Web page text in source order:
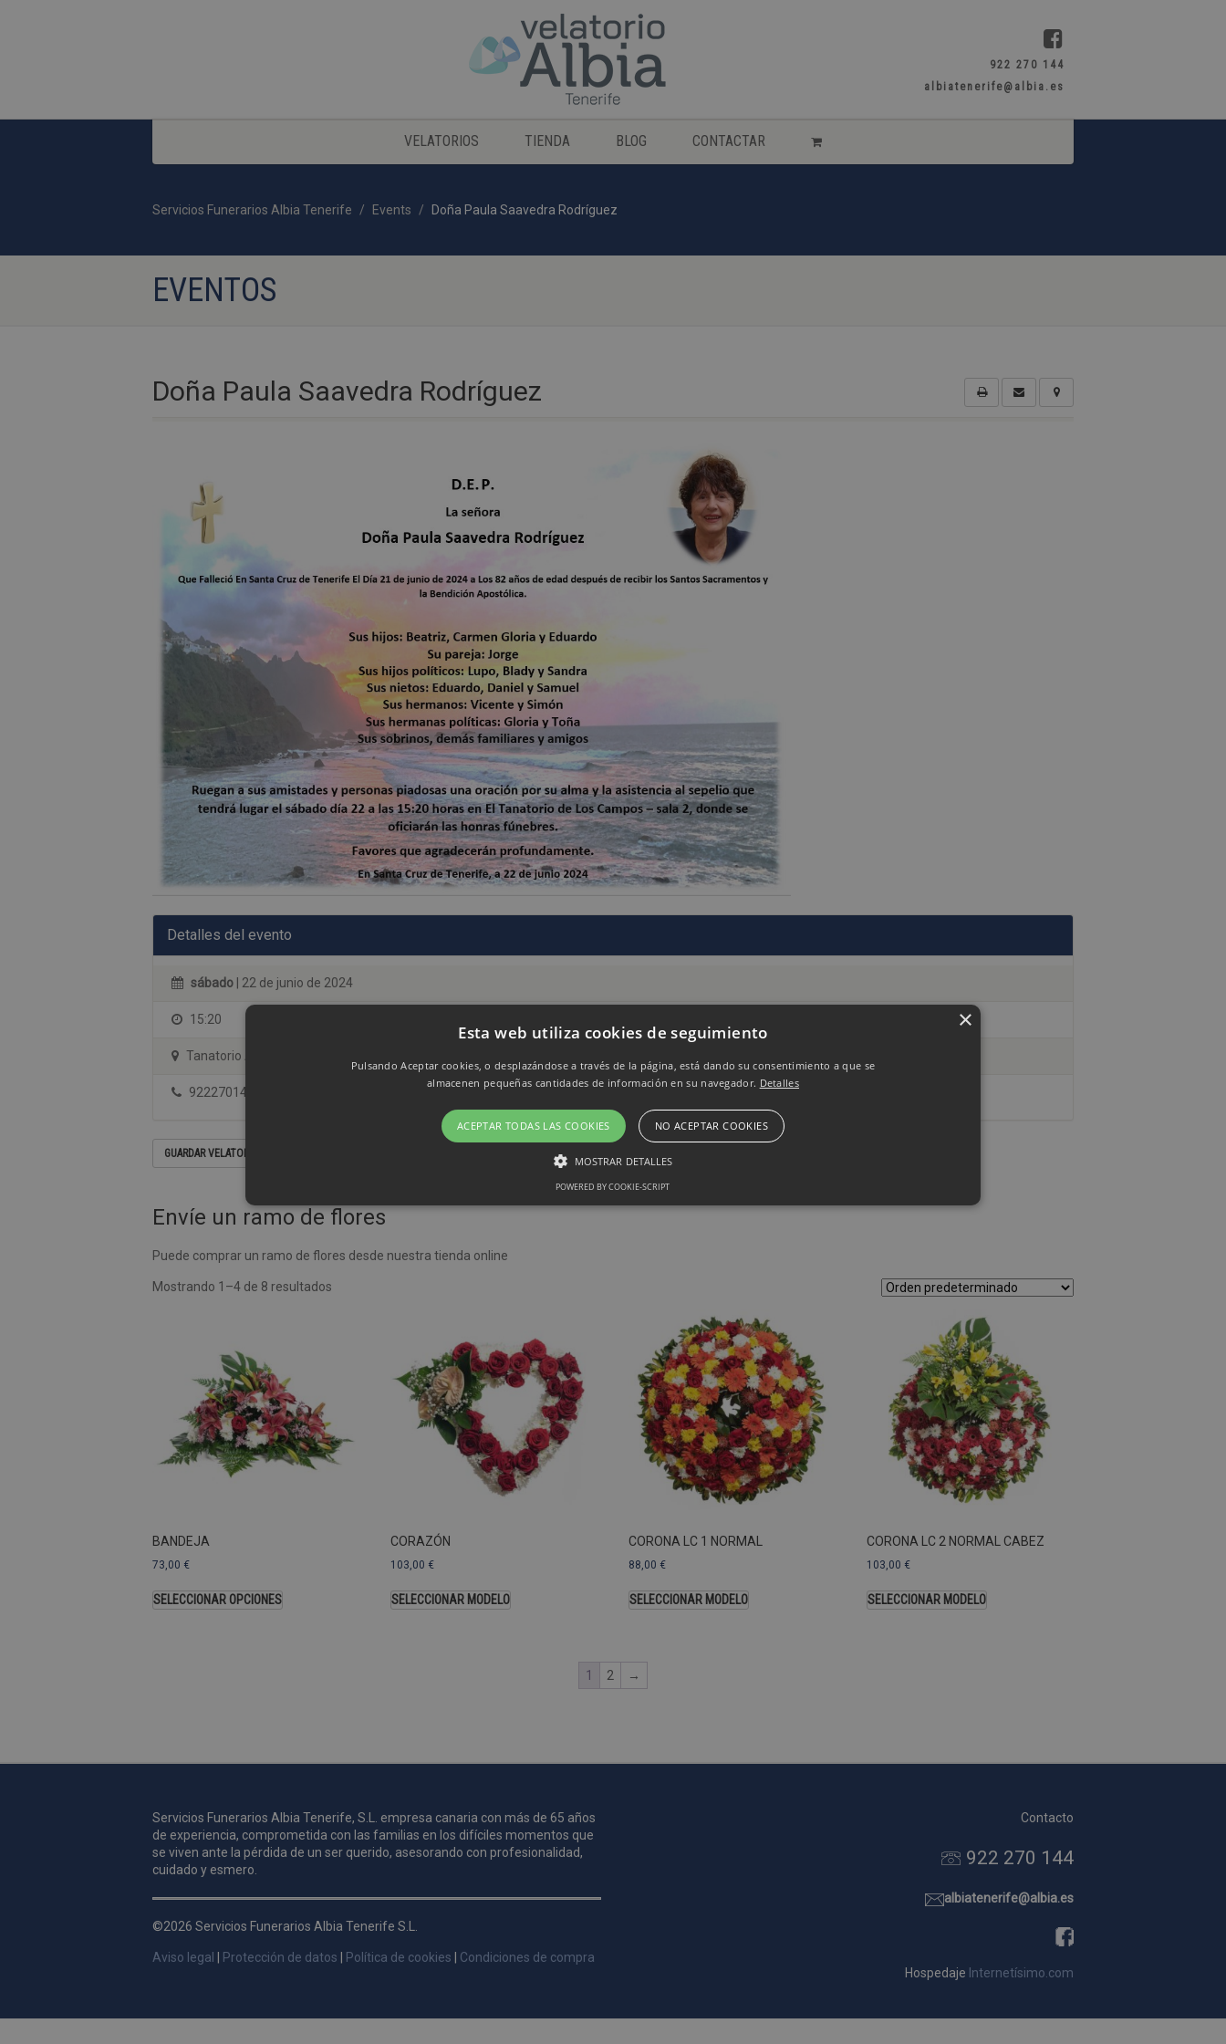
922 270 144
albiatenerife@albia.es
VELATORIOS TIENDA BLOG CONTACTAR
Servicios Funerarios Albia Tenerife Events Doña Paula Saavedra Rodríguez
EVENTOS
Doña Paula Saavedra Rodríguez
Detalles del evento
sábado | 22 de junio de 2024
15:20
Tanatorio Albia Los Campos - Sala 2
922270144
GUARDAR VELATORIO EN SU CALENDARIO
Envíe un ramo de flores
Puede comprar un ramo de flores desde nuestra tienda online
Mostrando 1–4 de 8 resultados
BANDEJA
73,00 €
SELECCIONAR OPCIONES
CORAZÓN
103,00 €
SELECCIONAR MODELO
CORONA LC 1 NORMAL
88,00 €
SELECCIONAR MODELO
CORONA LC 2 NORMAL CABEZ
103,00 €
SELECCIONAR MODELO
1 2 →
Servicios Funerarios Albia Tenerife, S.L. empresa canaria con más de 65 años
de experiencia, comprometida con las familias en los difíciles momentos que
se viven ante la pérdida de un ser querido, asesorando con profesionalidad,
cuidado y esmero.
©2026 Servicios Funerarios Albia Tenerife S.L.
Aviso legal | Protección de datos | Política de cookies | Condiciones de compra
Contacto
922 270 144
albiatenerife@albia.es
Hospedaje Internetísimo.com
Esta web utiliza cookies de seguimiento
Pulsando Aceptar cookies, o desplazándose a través de la página, está dando su consentimiento a que se
almacenen pequeñas cantidades de información en su navegador. Detalles
ACEPTAR TODAS LAS COOKIES NO ACEPTAR COOKIES
MOSTRAR DETALLES
Las cookies de rendimiento se utilizan para ver cómo los visitantes usan el sitio web, por ejemplo. cookies analíticas Esas cookies no se pueden
usar para identificar directamente a cierto visitante.
Este nombre de cookie está asociado con Google Universal Analytics, que es
una actualización significativa del servicio de análisis de Google más utilizado.
Esta cookie se utiliza para distinguir usuarios únicos asignando un número
generado aleatoriamente como identificador de cliente. Se incluye en cada
solicitud de página de un sitio y se utiliza para calcular los datos de visitantes,
sesiones y campañas para los informes de análisis de sitios. De forma
predeterminada, caduca después de 2 años, aunque los propietarios de sitios
web pueden personalizarlo.
Dominio Vencimiento
POWERED BY COOKIE-SCRIPT
×